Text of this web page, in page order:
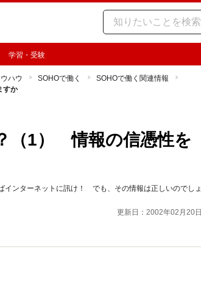
学習・受験
ハウ SOHOで働く
SOHOで働く関連情報
すか
（1） 情報の信憑性を
インターネットに訊け！ でも、その情報は正しいのでしょ
更新日：2002年02月20日